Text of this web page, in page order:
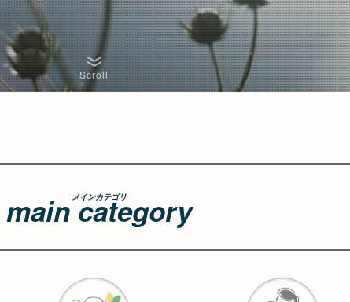
Scroll
メインカテゴリ
main category